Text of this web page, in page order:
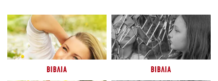
ΒΙΒΛΊΑ ΒΙΒΛΊΑ